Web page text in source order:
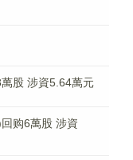
股 涉資5.64萬元
购6萬股 涉資